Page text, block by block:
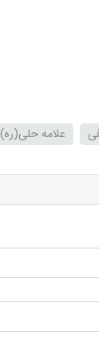
علامه حلی(ره)